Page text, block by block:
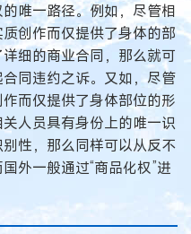
唯一路径。例如，尽管相
创作而仅提供了身体的部
细的商业合同，那么就可
同违约之诉。又如，尽管
而仅提供了身体部位的形
人员具有身份上的唯一识
性，那么同样可以从反不
外一般通过“商品化权”进